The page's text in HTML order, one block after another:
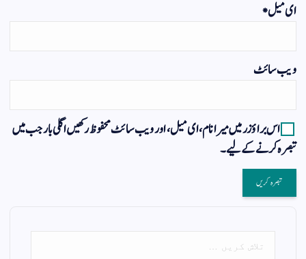
ای میل*
ویب‌ سائٹ
اس براؤزر میں میرا نام، ای میل، اور ویب سائٹ محفوظ رکھیں اگلی بار جب میں
تبصرہ کرنے کےلیے۔